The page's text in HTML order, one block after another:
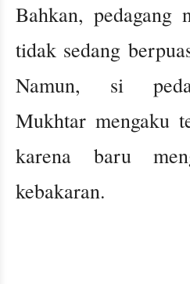
Bahkan, pedagang
tidak sedang
Namun, si
Mukhtar mengaku
karena baru
kebakaran.